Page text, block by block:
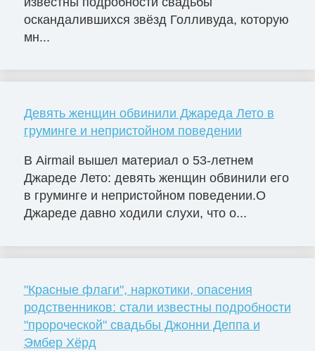
оскандалившихся звёзд Голливуда, которую
мн...
Девять женщин обвинили Джареда Лето в
груминге и непристойном поведении
В Airmail вышел материал о 53-летнем
Джареде Лето: девять женщин обвинили его
в груминге и непристойном поведении.О
Джареде давно ходили слухи, что о...
"Красные флаги", наркотики, опасения
родственников: стали известны подробности
"пророческой" свадьбы Джонни Деппа и
Эмбер Хёрд